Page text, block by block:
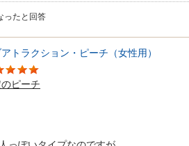
ったと回答
トラクション・ピーチ（女性用）
ピーチ